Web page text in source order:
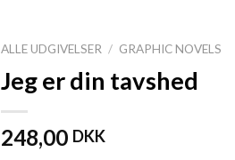
ALLE UDGIVELSER / GRAPHIC NOVELS
Jeg er din tavshed
248,00 DKK